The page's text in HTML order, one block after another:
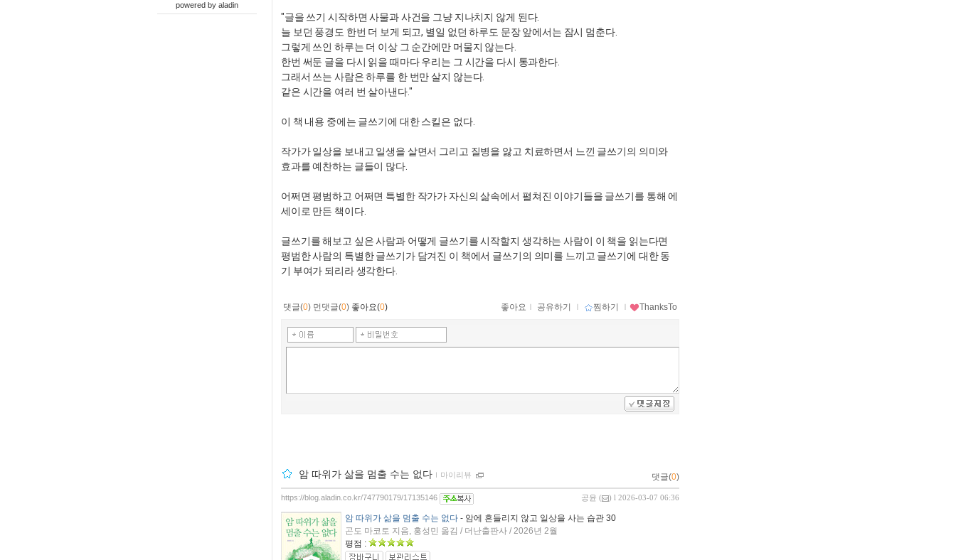
powered by aladin
"글을 쓰기 시작하면 사물과 사건을 그냥 지나치지 않게 된다.
늘 보던 풍경도 한번 더 보게 되고, 별일 없던 하루도 문장 앞에서는 잠시 멈춘다.
그렇게 쓰인 하루는 더 이상 그 순간에만 머물지 않는다.
한번 써둔 글을 다시 읽을 때마다 우리는 그 시간을 다시 통과한다.
그래서 쓰는 사람은 하루를 한 번만 살지 않는다.
같은 시간을 여러 번 살아낸다."
이 책 내용 중에는 글쓰기에 대한 스킬은 없다.
작가가 일상을 보내고 일생을 살면서 그리고 질병을 앓고 치료하면서 느낀 글쓰기의 의미와
효과를 예찬하는 글들이 많다.
​어쩌면 평범하고 어쩌면 특별한 작가가 자신의 삶속에서 펼쳐진 이야기들을 글쓰기를 통해 에
세이로 만든 책이다.
​글쓰기를 해보고 싶은 사람과 어떻게 글쓰기를 시작할지 생각하는 사람이 이 책을 읽는다면
평범한 사람의 특별한 글쓰기가 담겨진 이 책에서 글쓰기의 의미를 느끼고 글쓰기에 대한 동
기 부여가 되리라 생각한다.
댓글(0) 먼댓글(0) 좋아요(0) 좋아요 ｌ 공유하기 ｌ 찜하기 ｌ ThanksTo
암 따위가 삶을 멈출 수는 없다 ｌ 마이리뷰 댓글(0)
공윤 ( ) l 2026-03-07 06:36
https://blog.aladin.co.kr/747790179/17135146
암 따위가 삶을 멈출 수는 없다 - 암에 흔들리지 않고 일상을 사는 습관 30
곤도 마코토 지음, 홍성민 옮김 / 더난출판사 / 2026년 2월
평점 :